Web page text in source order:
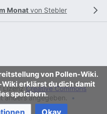
Monat von Stebler
von Pollen-Wiki.
erklärst du dich damit
speichern.
Okay
LizenzCreative Commons
anders angegeben.